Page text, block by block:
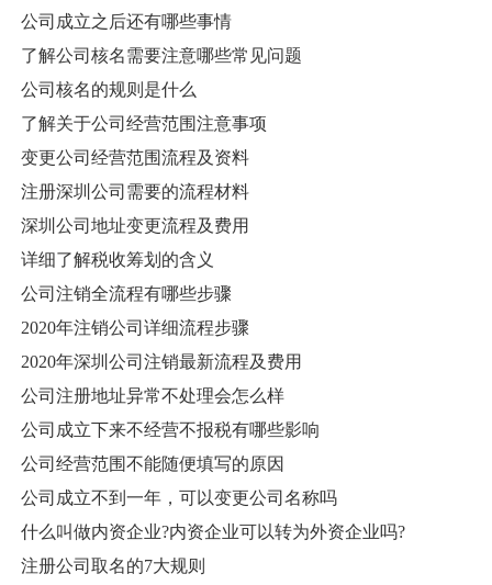
公司成立之后还有哪些事情
了解公司核名需要注意哪些常见问题
公司核名的规则是什么
了解关于公司经营范围注意事项
变更公司经营范围流程及资料
注册深圳公司需要的流程材料
深圳公司地址变更流程及费用
详细了解税收筹划的含义
公司注销全流程有哪些步骤
2020年注销公司详细流程步骤
2020年深圳公司注销最新流程及费用
公司注册地址异常不处理会怎么样
公司成立下来不经营不报税有哪些影响
公司经营范围不能随便填写的原因
公司成立不到一年，可以变更公司名称吗
什么叫做内资企业?内资企业可以转为外资企业吗?
注册公司取名的7大规则